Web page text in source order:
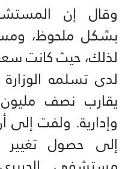
وقال إن
بشكل ملحوظ،
لدى تسلمه
يقارب نصف
وإدارية. ولفت إلى
إلى حصول